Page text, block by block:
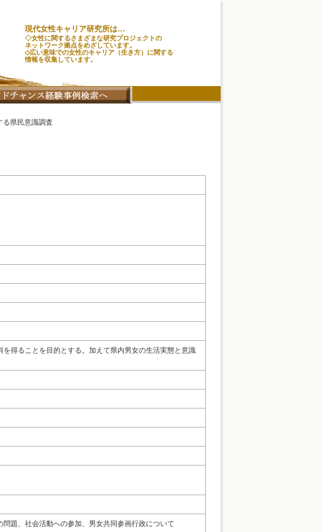
現代女性キャリア研究所は…
◇女性に関するさまざまな研究プロジェクトの
ネットワーク拠点をめざしています。
◇広い意味での女性のキャリア（生き方）に関する
情報を収集しています。
県民意識調査
得ることを目的とする。加えて県内男女の生活実態と意識
題、社会活動への参加、男女共同参画行政について